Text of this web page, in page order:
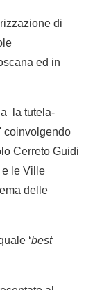
di
ed in
la tutela-
coinvolgendo
Cerreto Guidi
e le Ville
delle
‘best